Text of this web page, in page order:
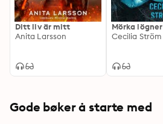
Ditt liv är mitt
Anita Larsson
Mörka lögner
Cecilia Ström
Gode bøker å starte med